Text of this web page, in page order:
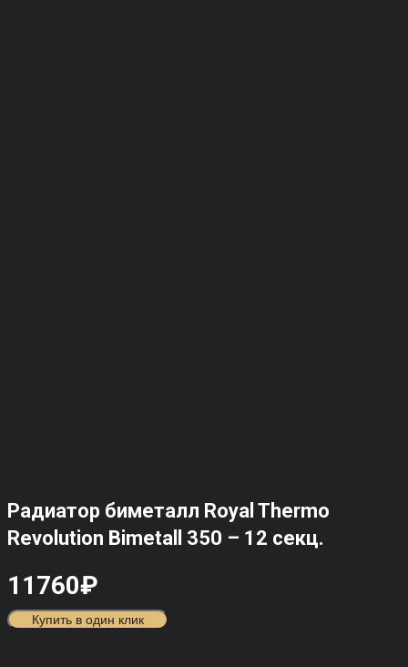
Радиатор биметалл Royal Thermo
Revolution Bimetall 350 – 12 секц.
11760₽
Купить в один клик